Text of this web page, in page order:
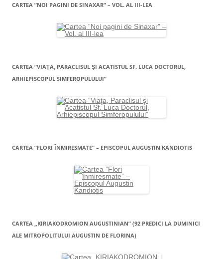
CARTEA ”NOI PAGINI DE SINAXAR” – VOL. AL III-LEA
CARTEA “VIAŢA, PARACLISUL ŞI ACATISTUL SF. LUCA DOCTORUL,
ARHIEPISCOPUL SIMFEROPULULUI”
CARTEA ”FLORI ÎNMIRESMATE” – EPISCOPUL AUGUSTIN KANDIOTIS
CARTEA „KIRIAKODROMION AUGUSTINIAN” (92 PREDICI LA DUMINICI
ALE MITROPOLITULUI AUGUSTIN DE FLORINA)